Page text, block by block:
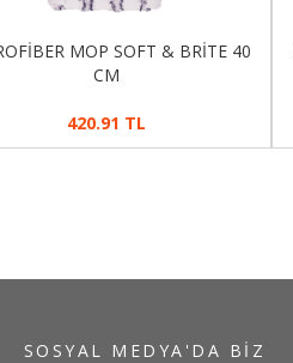
MOP SOFT & BRİTE 40
CM
420.91 TL
SOSYAL MEDYA'DA BIZ